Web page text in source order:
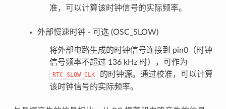
准，可以计算该时钟信号的实际频率。
外部慢速时钟 - 可选 (OSC_SLOW)
将外部电路生成的时钟信号连接到 pin0（时钟
信号频率不超过 136 kHz 时），可作为
RTC_SLOW_CLK
的时钟源。通过校准，可以计算
该时钟信号的实际频率。